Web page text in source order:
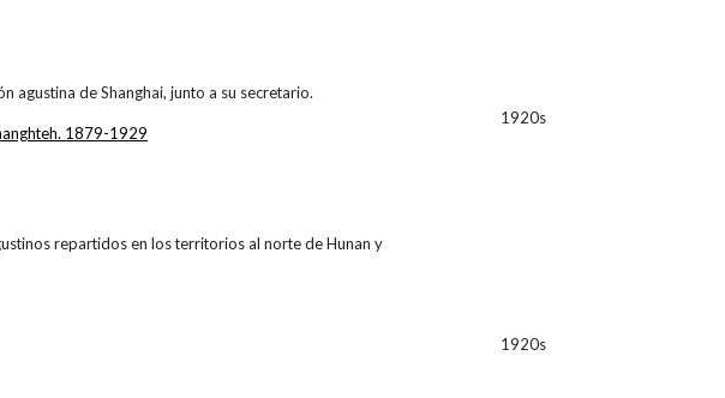
agustina de Shanghai, junto a su secretario.
1920s
1879-1929
repartidos en los territorios al norte de Hunan y
1920s